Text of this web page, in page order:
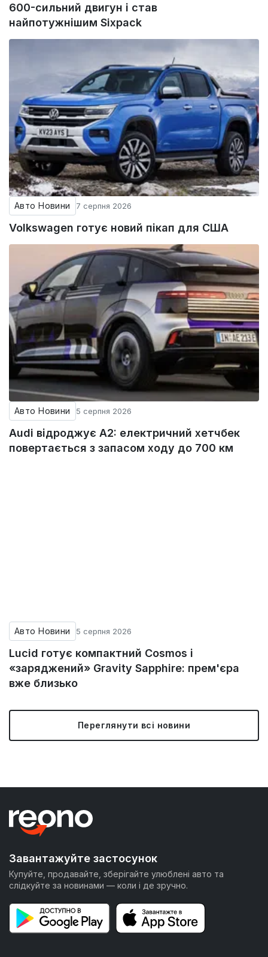
600-сильний двигун і став
найпотужнішим Sixpack
Авто Новини 7 серпня 2026
Volkswagen готує новий пікап для США
Авто Новини 5 серпня 2026
Audi відроджує A2: електричний хетчбек
повертається з запасом ходу до 700 км
Авто Новини 5 серпня 2026
Lucid готує компактний Cosmos і
«заряджений» Gravity Sapphire: прем'єра
вже близько
Переглянути всі новини
Завантажуйте застосунок
Купуйте, продавайте, зберігайте улюблені авто та
слідкуйте за новинами — коли і де зручно.